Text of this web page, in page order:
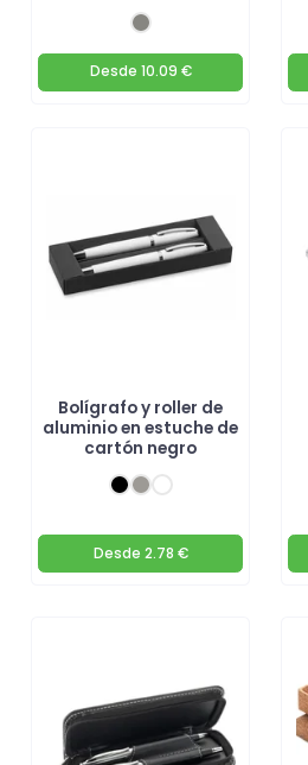
Desde 10.09 €
Bolígrafo y roller de
aluminio en estuche de
cartón negro
Desde 2.78 €